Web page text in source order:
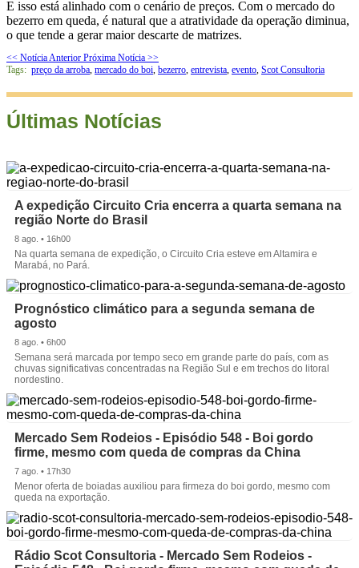
E isso está alinhado com o cenário de preços. Com o mercado do
bezerro em queda, é natural que a atratividade da operação diminua,
o que tende a gerar maior descarte de matrizes.
<< Notícia Anterior Próxima Notícia >>
Tags: preço da arroba, mercado do boi, bezerro, entrevista, evento, Scot Consultoria
Últimas Notícias
A expedição Circuito Cria encerra a quarta semana na
região Norte do Brasil
8 ago. • 16h00
Na quarta semana de expedição, o Circuito Cria esteve em Altamira e
Marabá, no Pará.
Prognóstico climático para a segunda semana de
agosto
8 ago. • 6h00
Semana será marcada por tempo seco em grande parte do país, com as
chuvas significativas concentradas na Região Sul e em trechos do litoral
nordestino.
Mercado Sem Rodeios - Episódio 548 - Boi gordo
firme, mesmo com queda de compras da China
7 ago. • 17h30
Menor oferta de boiadas auxiliou para firmeza do boi gordo, mesmo com
queda na exportação.
Rádio Scot Consultoria - Mercado Sem Rodeios -